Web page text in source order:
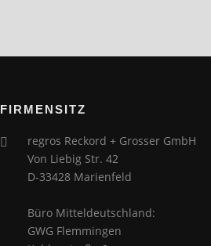
FIRMENSITZ
regros Reckord + Grosser GmbH
Von Liebig Str. 42
D-33428 Marienfeld
Büro Mitteldeutschland:
GWG Flemmingen